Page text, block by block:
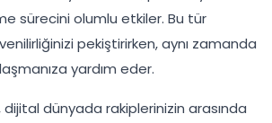
sürecini olumlu etkiler. Bu tür
pekiştirirken, aynı zamanda
yardım eder.
dijital dünyada rakiplerinizin arasında